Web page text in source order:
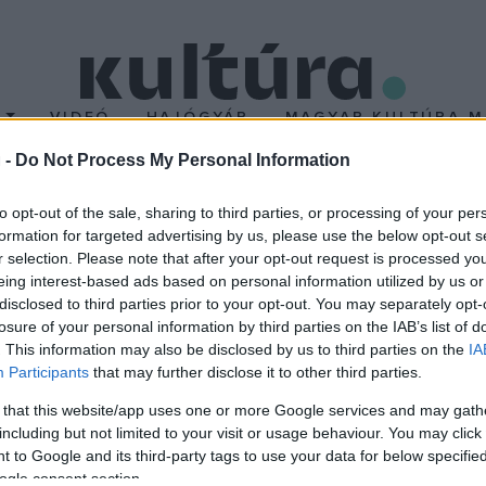
- Do Not Process My Personal Information
opt-out of the sale, sharing to third parties, or processing of your
for targeted advertising by us, please use the below opt-out
selection. Please note that after your opt-out request is processed
interest-based ads based on personal information utilized by us
to third parties prior to your opt-out. You may separately
of your personal information by third parties on the IAB’s list of
This information may also be disclosed by us to third parties on the
Participants that may further disclose it to other third parties.
that this website/app uses one or more Google services and may
but not limited to your visit or usage behaviour. You may
to Google and its third-party tags to use your data for below
consent section.
VIDEÓ HAJÓGYÁR MAGYAR KULTÚRA
Zsóka: A gyengén
semmilyen
programban nem
logopédus,